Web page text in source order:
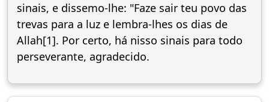
sinais, e dissemo-lhe: "Faze sair teu povo das
trevas para a luz e lembra-lhes os dias de
Allah[1]. Por certo, há nisso sinais para todo
perseverante, agradecido.